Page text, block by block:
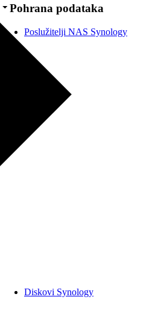
Pohrana podataka
Poslužitelji NAS Synology
Diskovi Synology